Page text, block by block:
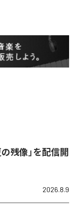
残像」を配信開
2026.8.9